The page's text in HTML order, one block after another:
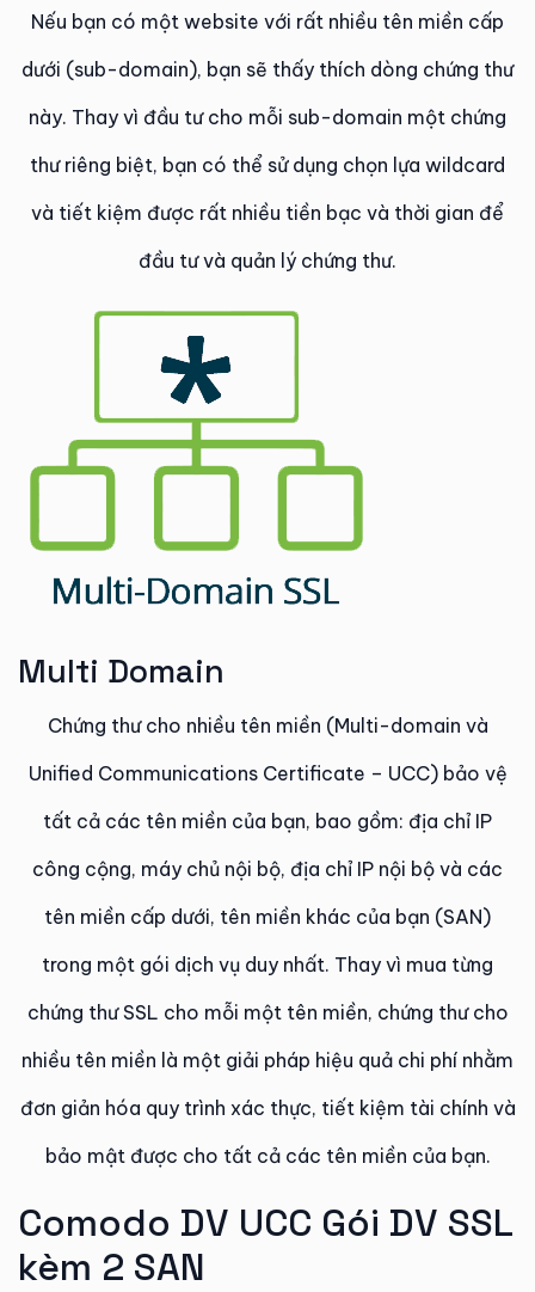
Nếu bạn có một website với rất nhiều tên miền cấp
dưới (sub-domain), bạn sẽ thấy thích dòng chứng thư
này. Thay vì đầu tư cho mỗi sub-domain một chứng
thư riêng biệt, bạn có thể sử dụng chọn lựa wildcard
và tiết kiệm được rất nhiều tiền bạc và thời gian để
đầu tư và quản lý chứng thư.
Multi Domain​​
Chứng thư cho nhiều tên miền (Multi-domain và
Unified Communications Certificate – UCC) bảo vệ
tất cả các tên miền của bạn, bao gồm: địa chỉ IP
công cộng, máy chủ nội bộ, địa chỉ IP nội bộ và các
tên miền cấp dưới, tên miền khác của bạn (SAN)
trong một gói dịch vụ duy nhất. Thay vì mua từng
chứng thư SSL cho mỗi một tên miền, chứng thư cho
nhiều tên miền là một giải pháp hiệu quả chi phí nhằm
đơn giản hóa quy trình xác thực, tiết kiệm tài chính và
bảo mật được cho tất cả các tên miền của bạn.​
Comodo DV UCC Gói DV SSL
kèm 2 SAN